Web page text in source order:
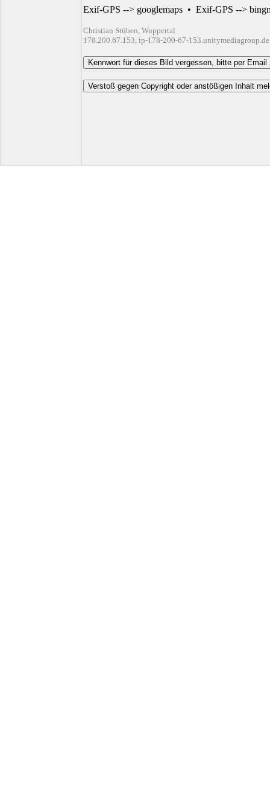
Exif-GPS --> googlemaps • Exif-GPS -->
Christian Stüben, Wuppertal
178.200.67.153, ip-178-200-67-